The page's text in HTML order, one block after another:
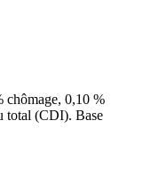
chômage, 0,10 %
total (CDI). Base